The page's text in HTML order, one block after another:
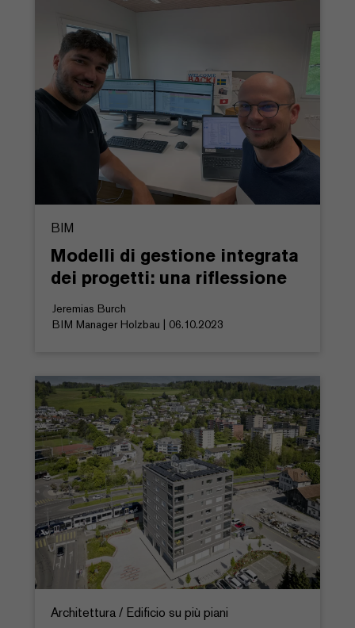
BIM
Modelli di gestione integrata
dei progetti: una riflessione
Jeremias Burch
BIM Manager Holzbau | 06.10.2023
Architettura / Edificio su più piani